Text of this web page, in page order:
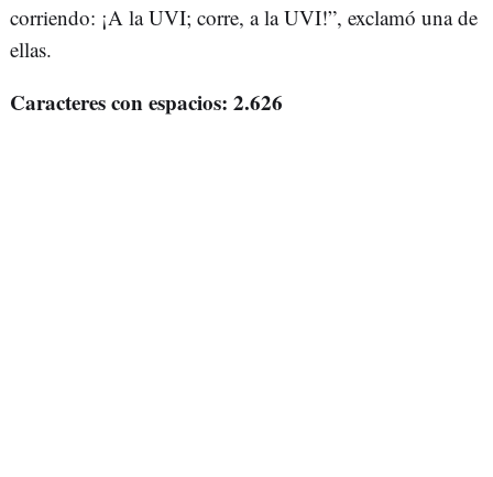
corriendo: ¡A la UVI; corre, a la UVI!”, exclamó una de
ellas.
Caracteres con espacios: 2.626